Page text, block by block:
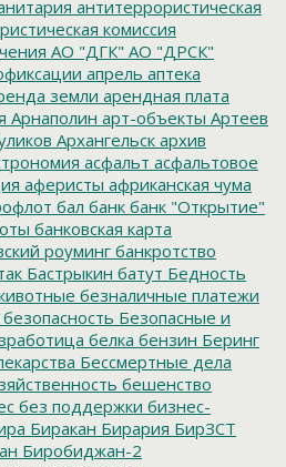
антитеррористическая
комиссия
АО "ДГК" АО "ДРСК"
апрель аптека
земли арендная плата
Арнаполин арт-объекты Артеев
Архангельск архив
асфальт асфальтовое
аферисты африканская чума
бал банк банк "Открытие"
банковская карта
роуминг банкротство
Бастрыкин батут Бедность
безналичные платежи
безопасность Безопасные и
белка бензин Беринг
Бессмертные дела
бешенство
без поддержки бизнес-
Биракан Бирария БирЗСТ
Биробиджан-2